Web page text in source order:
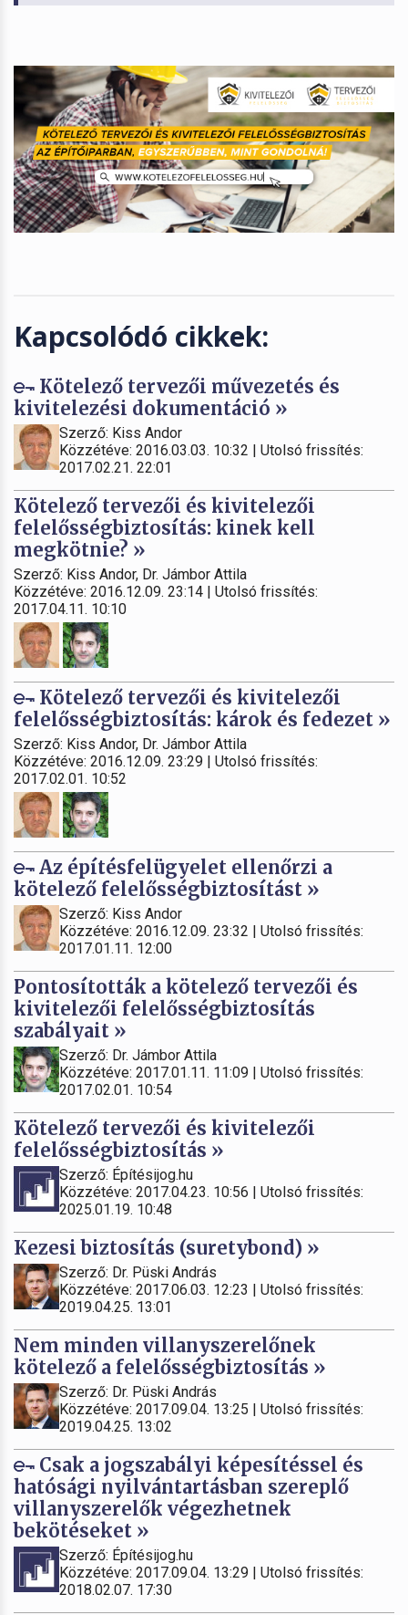
Kapcsolódó cikkek:
Kötelező tervezői művezetés és
kivitelezési dokumentáció »
Szerző: Kiss Andor
Közzétéve: 2016.03.03. 10:32 | Utolsó frissítés:
2017.02.21. 22:01
Kötelező tervezői és kivitelezői
felelősségbiztosítás: kinek kell
megkötnie? »
Szerző: Kiss Andor, Dr. Jámbor Attila
Közzétéve: 2016.12.09. 23:14 | Utolsó frissítés:
2017.04.11. 10:10
Kötelező tervezői és kivitelezői
felelősségbiztosítás: károk és fedezet »
Szerző: Kiss Andor, Dr. Jámbor Attila
Közzétéve: 2016.12.09. 23:29 | Utolsó frissítés:
2017.02.01. 10:52
Az építésfelügyelet ellenőrzi a
kötelező felelősségbiztosítást »
Szerző: Kiss Andor
Közzétéve: 2016.12.09. 23:32 | Utolsó frissítés:
2017.01.11. 12:00
Pontosították a kötelező tervezői és
kivitelezői felelősségbiztosítás
szabályait »
Szerző: Dr. Jámbor Attila
Közzétéve: 2017.01.11. 11:09 | Utolsó frissítés:
2017.02.01. 10:54
Kötelező tervezői és kivitelezői
felelősségbiztosítás »
Szerző: Építésijog.hu
Közzétéve: 2017.04.23. 10:56 | Utolsó frissítés:
2025.01.19. 10:48
Kezesi biztosítás (suretybond) »
Szerző: Dr. Püski András
Közzétéve: 2017.06.03. 12:23 | Utolsó frissítés:
2019.04.25. 13:01
Nem minden villanyszerelőnek
kötelező a felelősségbiztosítás »
Szerző: Dr. Püski András
Közzétéve: 2017.09.04. 13:25 | Utolsó frissítés:
2019.04.25. 13:02
Csak a jogszabályi képesítéssel és
hatósági nyilvántartásban szereplő
villanyszerelők végezhetnek
bekötéseket »
Szerző: Építésijog.hu
Közzétéve: 2017.09.04. 13:29 | Utolsó frissítés:
2018.02.07. 17:30